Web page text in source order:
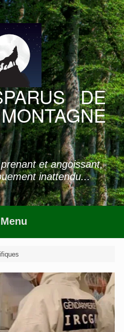
DE
et angoissant,
inattendu...
Menu